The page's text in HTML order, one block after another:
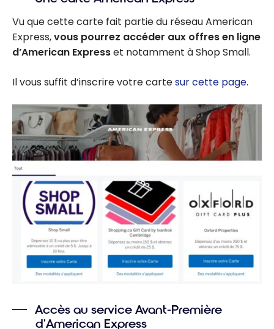
Vu que cette carte fait partie du réseau American
Express,vous pourrez accéder aux offres en ligne
d’American Expresset notamment à Shop Small.
Il vous suffit d’inscrire votre cartesur cette page.
Accès au service Avant-Première
d’American Express